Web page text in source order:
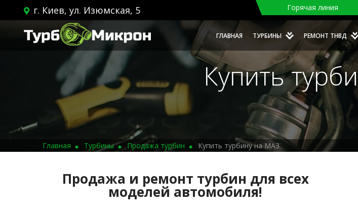
г. Киев, ул. Изюмская, 5 Горячая линия
ГЛАВНАЯ ТУРБИНЫ РЕМОНТ ТНВД
Купить
Главная Турбины Продажа турбин Купить турбину на МАЗ
Продажа и ремонт турбин для всех
моделей автомобиля!